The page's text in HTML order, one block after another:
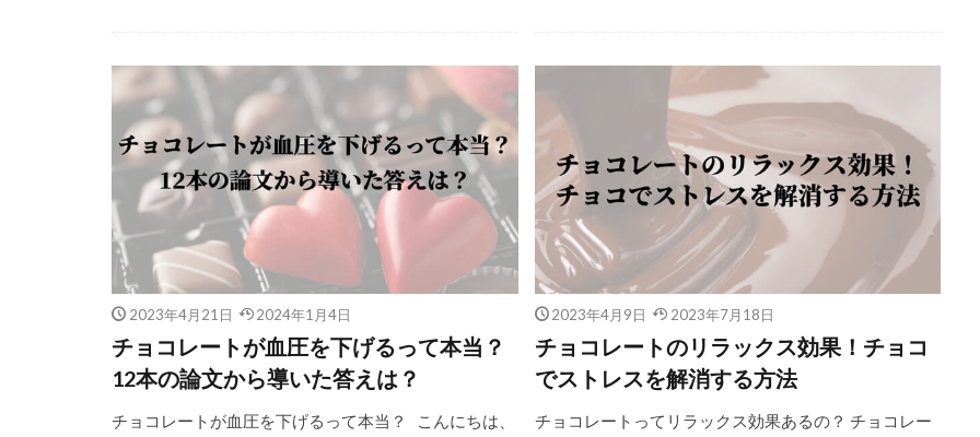
2023年4月21日 2024年1月4日
チョコレートが血圧を下げるって本当？
12本の論文から導いた答えは？
チョコレートが血圧を下げるって本当？ こんにちは、
2023年4月9日 2023年7月18日
チョコレートのリラックス効果！チョコ
でストレスを解消する方法
チョコレートってリラックス効果あるの？ チョコレー